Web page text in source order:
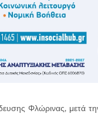
Φλώρινας, μετά